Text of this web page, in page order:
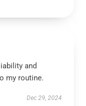
and
my routine.
Dec 29, 2024